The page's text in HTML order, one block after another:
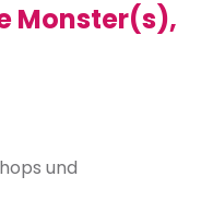
Monster(s),
und